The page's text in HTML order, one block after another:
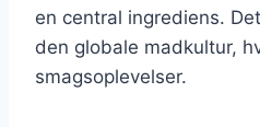
en central ingrediens.
den globale madkultur,
smagsoplevelser.